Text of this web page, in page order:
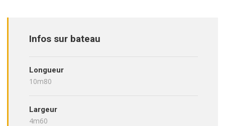
Infos sur bateau
Longueur
10m80
Largeur
4m60